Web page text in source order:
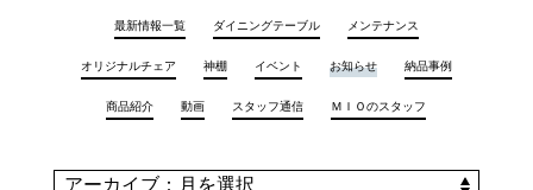
最新情報一覧 ダイニングテーブル メンテナンス
オリジナルチェア 神棚 イベント お知らせ 納品事例
商品紹介 動画 スタッフ通信 ＭＩＯのスタッフ